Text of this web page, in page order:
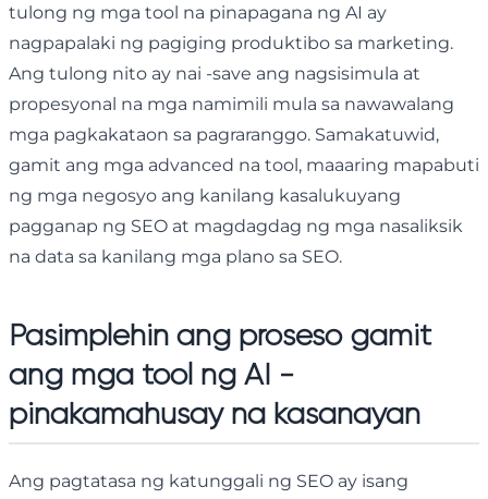
tulong ng mga tool na pinapagana ng AI ay
nagpapalaki ng pagiging produktibo sa marketing.
Ang tulong nito ay nai -save ang nagsisimula at
propesyonal na mga namimili mula sa nawawalang
mga pagkakataon sa pagraranggo. Samakatuwid,
gamit ang mga advanced na tool, maaaring mapabuti
ng mga negosyo ang kanilang kasalukuyang
pagganap ng SEO at magdagdag ng mga nasaliksik
na data sa kanilang mga plano sa SEO.
Pasimplehin ang proseso gamit
ang mga tool ng AI -
pinakamahusay na kasanayan
Ang pagtatasa ng katunggali ng SEO ay isang